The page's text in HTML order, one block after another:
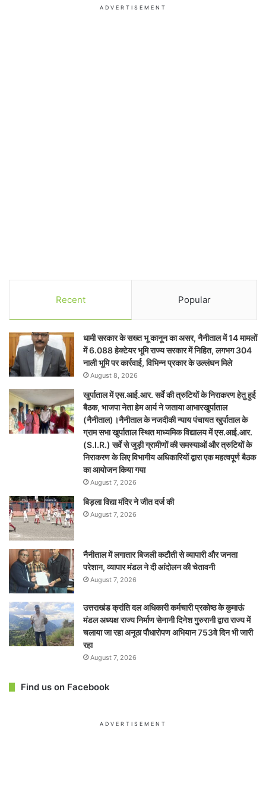
ADVERTISEMENT
Recent Popular
धामी सरकार के सख्त भू कानून का असर, नैनीताल में 14 मामलों
में 6.088 हेक्टेयर भूमि राज्य सरकार में निहित, लगभग 304
नाली भूमि पर कार्रवाई, विभिन्न प्रकार के उल्लंघन मिले
August 8, 2026
खुर्पाताल में एस.आई.आर. सर्वे की त्रुटियों के निराकरण हेतु हुई
बैठक, भाजपा नेता हेम आर्य ने जताया आभारखुर्पाताल
(नैनीताल)।नैनीताल के नजदीकी न्याय पंचायत खुर्पाताल के
ग्राम सभा खुर्पाताल स्थित माध्यमिक विद्यालय में एस.आई.आर.
(S.I.R.) सर्वे से जुड़ी ग्रामीणों की समस्याओं और त्रुटियों के
निराकरण के लिए विभागीय अधिकारियों द्वारा एक महत्वपूर्ण बैठक
का आयोजन किया गया
August 7, 2026
बिड़ला विद्या मंदिर ने जीत दर्ज की
August 7, 2026
नैनीताल में लगातार बिजली कटौती से व्यापारी और जनता
परेशान, व्यापार मंडल ने दी आंदोलन की चेतावनी
August 7, 2026
उत्तराखंड क्रांति दल अधिकारी कर्मचारी प्रकोष्ठ के कुमाऊं
मंडल अध्यक्ष राज्य निर्माण सेनानी दिनेश गुरुरानी द्वारा राज्य में
चलाया जा रहा अनूठा पौधारोपण अभियान 753वे दिन भी जारी
रहा
August 7, 2026
Find us on Facebook
ADVERTISEMENT